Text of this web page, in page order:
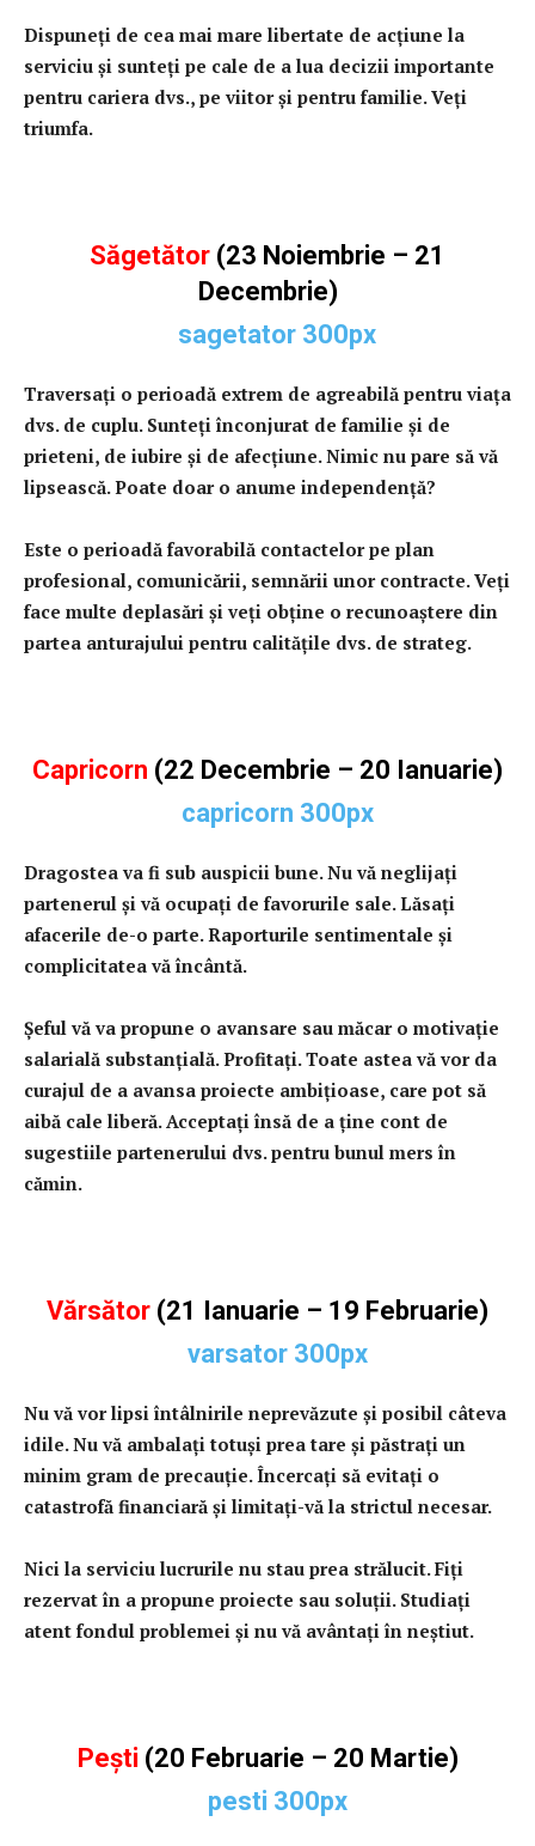
Dispuneţi de cea mai mare libertate de acţiune la
serviciu şi sunteţi pe cale de a lua decizii importante
pentru cariera dvs., pe viitor şi pentru familie. Veţi
triumfa.
Săgetător (23 Noiembrie – 21
Decembrie)
Traversaţi o perioadă extrem de agreabilă pentru viaţa
dvs. de cuplu. Sunteţi înconjurat de familie şi de
prieteni, de iubire şi de afecţiune. Nimic nu pare să vă
lipsească. Poate doar o anume independenţă?
Este o perioadă favorabilă contactelor pe plan
profesional, comunicării, semnării unor contracte. Veţi
face multe deplasări şi veţi obţine o recunoaştere din
partea anturajului pentru calităţile dvs. de strateg.
Capricorn (22 Decembrie – 20 Ianuarie)
Dragostea va fi sub auspicii bune. Nu vă neglijaţi
partenerul şi vă ocupaţi de favorurile sale. Lăsaţi
afacerile de-o parte. Raporturile sentimentale şi
complicitatea vă încântă.
Şeful vă va propune o avansare sau măcar o motivaţie
salarială substanţială. Profitaţi. Toate astea vă vor da
curajul de a avansa proiecte ambiţioase, care pot să
aibă cale liberă. Acceptaţi însă de a ţine cont de
sugestiile partenerului dvs. pentru bunul mers în
cămin.
Vărsător (21 Ianuarie – 19 Februarie)
Nu vă vor lipsi întâlnirile neprevăzute şi posibil câteva
idile. Nu vă ambalaţi totuşi prea tare şi păstraţi un
minim gram de precauţie. Încercaţi să evitaţi o
catastrofă financiară şi limitaţi-vă la strictul necesar.
Nici la serviciu lucrurile nu stau prea strălucit. Fiţi
rezervat în a propune proiecte sau soluţii. Studiaţi
atent fondul problemei şi nu vă avântaţi în neştiut.
Peşti (20 Februarie – 20 Martie)